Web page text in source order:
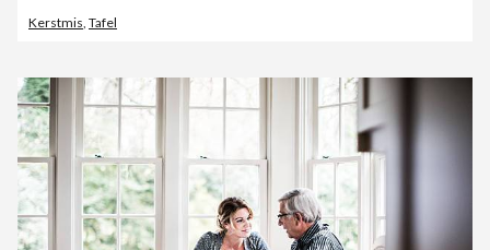
Kerstmis Tafel